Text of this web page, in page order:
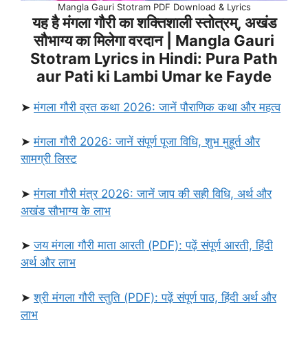
Mangla Gauri Stotram PDF Download & Lyrics
यह है मंगला गौरी का शक्तिशाली स्तोत्रम्, अखंड
सौभाग्य का मिलेगा वरदान | Mangla Gauri
Stotram Lyrics in Hindi: Pura Path
aur Pati ki Lambi Umar ke Fayde
➤मंगला गौरी व्रत कथा 2026: जानें पौराणिक कथा और महत्व
➤मंगला गौरी 2026: जानें संपूर्ण पूजा विधि, शुभ मुहूर्त और
सामग्री लिस्ट
➤मंगला गौरी मंत्र 2026: जानें जाप की सही विधि, अर्थ और
अखंड सौभाग्य के लाभ
➤जय मंगला गौरी माता आरती (PDF): पढ़ें संपूर्ण आरती, हिंदी
अर्थ और लाभ
➤श्री मंगला गौरी स्तुति (PDF): पढ़ें संपूर्ण पाठ, हिंदी अर्थ और
लाभ